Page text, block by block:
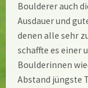
Boulderer auch
Ausdauer und
denen alle sehr
schaffte es einer
Boulderinnen
Abstand jüngste